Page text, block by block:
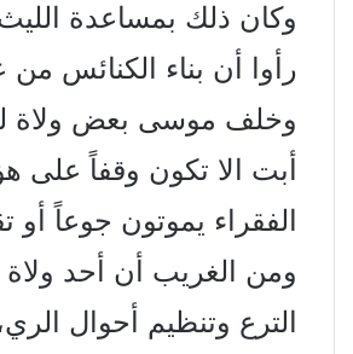
وكان ذلك بمساعدة
رأوا أن بناء الكنائس
وخلف موسى بعض ولاة
أبت الا تكون وقفاً على
الفقراء يموتون جوعاً أو
ومن الغريب أن أحد
الترع وتنظيم أحوال